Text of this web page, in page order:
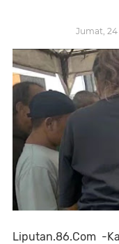
Jumat, 24
Liputan.86.Com -